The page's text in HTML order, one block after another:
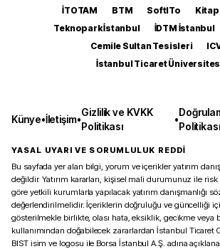
İTOTAM BTM SoftITo
Teknopark İstanbul
İDTM İstanbul
Cemile Sultan Tesisleri
İstanbul Ticaret
Künye•İletişim•
Gizlilik ve KVKK
Politikası
•
Politikası
YASAL UYARI VE SORUMLULUK REDDİ
Bu sayfada yer alan bilgi, yorum ve içerikler yatırım
değildir. Yatırım kararları, kişisel mali durumunuz ile
göre yetkili kurumlarla yapılacak yatırım danışmanlığı
değerlendirilmelidir. İçeriklerin doğruluğu ve güncelliği
gösterilmekle birlikte, olası hata, eksiklik, gecikme veya
kullanımından doğabilecek zararlardan İstanbul Ticaret
BIST isim ve logosu ile Borsa İstanbul A.Ş. adına